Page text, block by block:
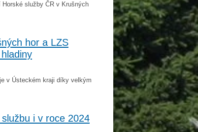
služby ČR v Krušných
hor a LZS
v Ústeckém kraji díky velkým
i v roce 2024